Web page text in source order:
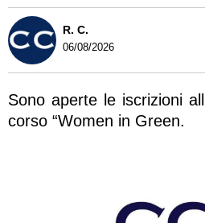
R. C.
06/08/2026
Sono aperte le iscrizioni
corso “Women in Green.